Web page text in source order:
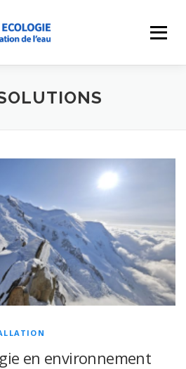
Menu
ACQUA-SHOP
en environnement